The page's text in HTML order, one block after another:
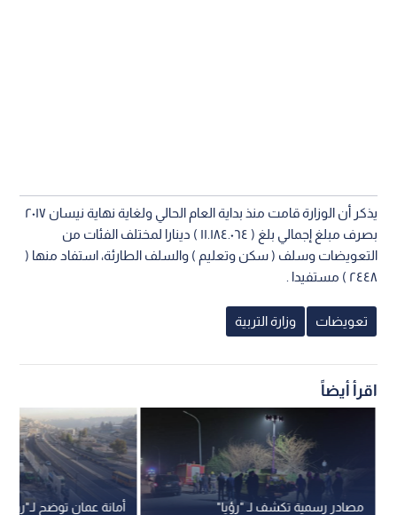
يذكر أن الوزارة قامت منذ بداية العام الحالي ولغاية نهاية نيسان ٢٠١٧
بصرف مبلغ إجمالي بلغ ( ١١.١٨٤.٠٦٤ ) دينارا لمختلف الفئات من
التعويضات وسلف ( سكن وتعليم ) والسلف الطارئة، استفاد منها (
٢٤٤٨ ) مستفيدا .
تعويضات وزارة التربية
اقرأ أيضاً
أمانة عمان توضح
مصادر رسمية تكشف لـ "رؤيا"